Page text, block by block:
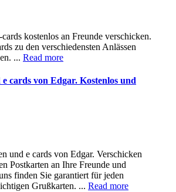
kostenlos an Freunde verschicken.
zu den verschiedensten Anlässen
... Read more
cards von Edgar. Kostenlos und
und e cards von Edgar. Verschicken
Postkarten an Ihre Freunde und
finden Sie garantiert für jeden
Grußkarten. ... Read more